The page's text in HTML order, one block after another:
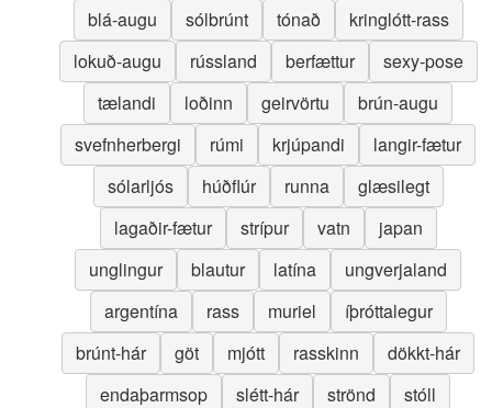
blá-augu
sólbrúnt tónað
kringlótt-rass
lokuð-augu
rússland berfættur
sexy-pose
tælandi
loðinn geirvörtu
brún-augu
svefnherbergi
rúmi krjúpandi
langir-fætur
sólarljós
húðflúr runna
glæsilegt
lagaðir-fætur
strípur vatn
japan
unglingur
blautur latína
ungverjaland
argentína
rass muriel
íþróttalegur
brúnt-hár
göt mjótt rasskinn
dökkt-hár
endaþarmsop
slétt-hár strönd
stóll